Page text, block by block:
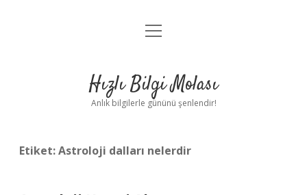
Anasayfa
Yasal Uyarı
menüyü
Hızlı Bilgi Molası
Anlık bilgilerle gününü şenlendir!
Etiket:Astroloji dalları nelerdir